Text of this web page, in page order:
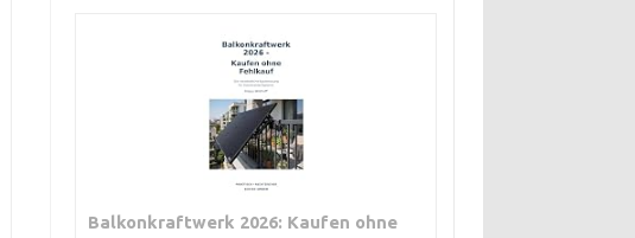
Balkonkraftwerk 2026: Kaufen ohne